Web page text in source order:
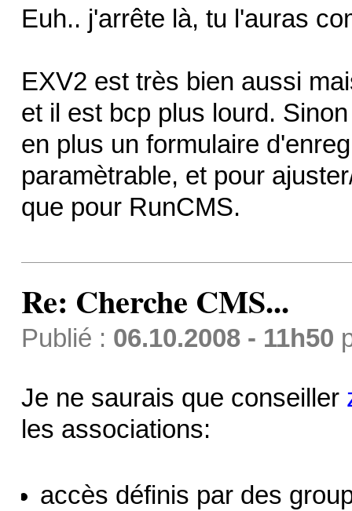
Euh.. j'arrête là, tu l'auras
EXV2 est très bien aussi
et il est bcp plus lourd.
en plus un formulaire
paramètrable, et pour
que pour RunCMS.
Re: Cherche CMS...
Publié : 06.10.2008 - 11h50
Je ne saurais que conseiller
les associations:
accès définis par des